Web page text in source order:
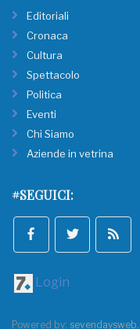
Editoriali
Cronaca
Cultura
Spettacolo
Politica
Eventi
Chi Siamo
Aziende in vetrina
#SEGUICI:
Login
Powered by: